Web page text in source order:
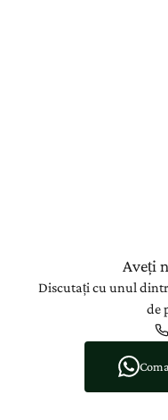
Aveți
Discutați cu unul
de